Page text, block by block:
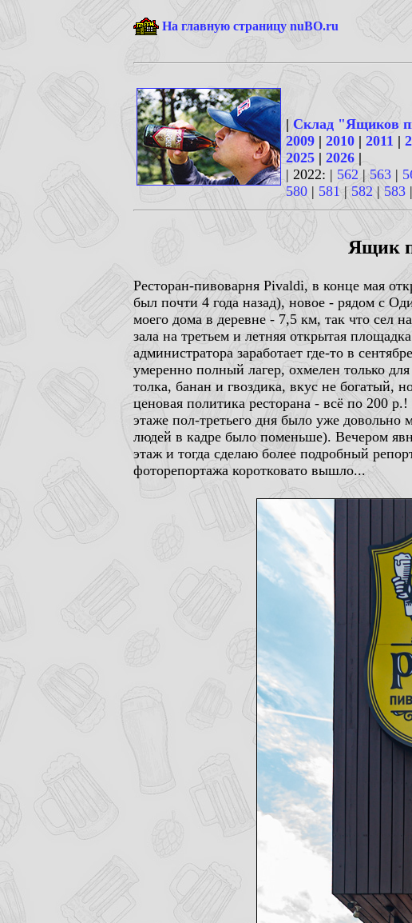
На главную страницу nuBO.ru
| Склад "Ящиков
2009 | 2010 | 2011 |
2025 | 2026 |
| 2022: | 562 |563 |
580 | 581| 582 |583 |
Ящик
Ресторан-пивоварня Pivaldi, в конце мая
был почти 4 года назад), новое - рядом с
моего дома в деревне - 7,5 км, так что сел
зала на третьем и летняя открытая
администратора заработает где-то в
умеренно полный лагер, охмелен только
толка, банан и гвоздика, вкус не
ценовая политика ресторана - всё по 200
этаже пол-третьего дня было уже
людей в кадре было поменьше). Вечером
этаж и тогда сделаю более подробный
фоторепортажа коротковато вышло...